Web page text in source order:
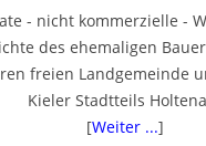
- nicht kommerzielle -
des ehemaligen
freien Landgemeinde
Kieler Stadtteils
[Weiter ...]